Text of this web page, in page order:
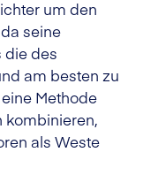
um den
seine
die des
am besten zu
Methode
kombinieren,
als Weste